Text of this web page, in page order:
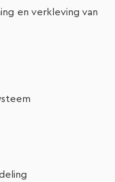
en verkleving van